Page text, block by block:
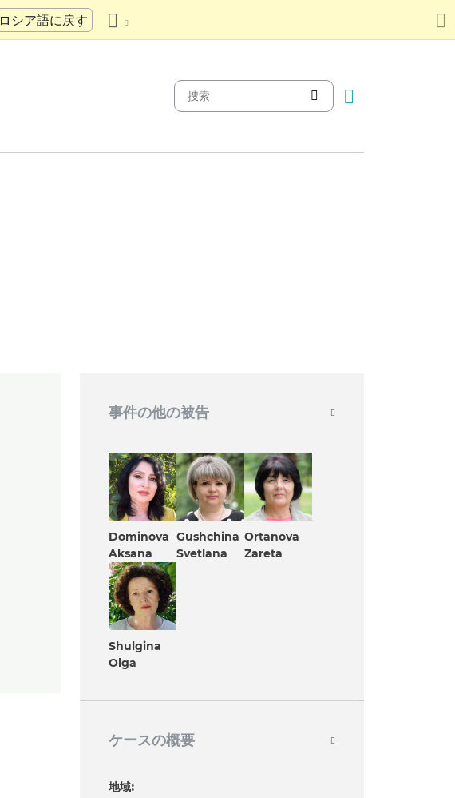
ロシア語に戻す
事件の他の被告
Dominova
Aksana
Gushchina
Svetlana
Ortanova
Zareta
Shulgina
Olga
ケースの概要
地域: